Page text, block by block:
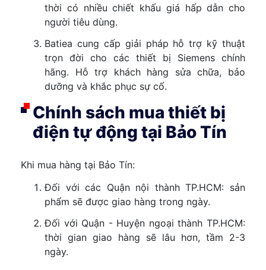
thời có nhiều chiết khấu giá hấp dẫn cho
người tiêu dùng.
Batiea cung cấp giải pháp hỗ trợ kỹ thuật
trọn đời cho các thiết bị Siemens chính
hãng. Hỗ trợ khách hàng sửa chữa, bảo
dưỡng và khắc phục sự cố.
Chính sách mua thiết bị
điện tự động tại Bảo Tín
Khi mua hàng tại Bảo Tín:
Đối với các Quận nội thành TP.HCM: sản
phẩm sẽ được giao hàng trong ngày.
Đối với Quận - Huyện ngoại thành TP.HCM:
thời gian giao hàng sẽ lâu hơn, tầm 2-3
ngày.